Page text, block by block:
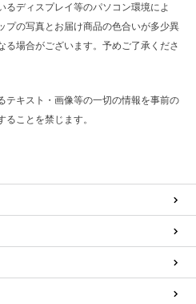
るディスプレイ等のパソコン環境によ
プの写真とお届け商品の色合いが多少異
る場合がございます。予めご了承くださ
テキスト・画像等の一切の情報を事前の
ことを禁じます。